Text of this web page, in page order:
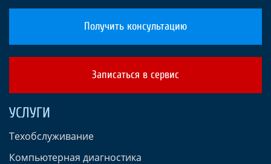
Получить консультацию
Записаться в сервис
УСЛУГИ
Техобслуживание
Компьютерная диагностика